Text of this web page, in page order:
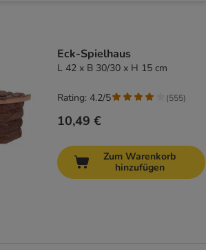
Eck-Spielhaus
L 42 x B 30/30 x H 15 cm
10,49 €
Rating: 4.2/5 (555)
Zum Warenkorb
hinzufügen